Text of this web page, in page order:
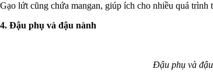
Gạo lứt cũng chứa mangan, giúp ích cho nhiều quá
4. Đậu phụ và đậu nành
Đậu phụ và